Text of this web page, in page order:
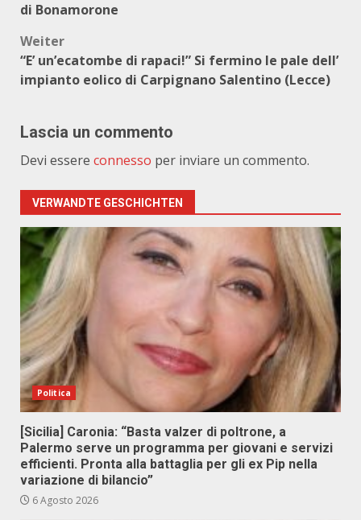
di Bonamorone
Weiter
“E’ un’ecatombe di rapaci!” Si fermino le pale dell’
impianto eolico di Carpignano Salentino (Lecce)
Lascia un commento
Devi essere connesso per inviare un commento.
VERWANDTE GESCHICHTEN
Politica
[Sicilia] Caronia: “Basta valzer di poltrone, a
Palermo serve un programma per giovani e servizi
efficienti. Pronta alla battaglia per gli ex Pip nella
variazione di bilancio”
6 Agosto 2026